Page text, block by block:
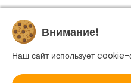
Внимание!
Наш сайт использует cookie-